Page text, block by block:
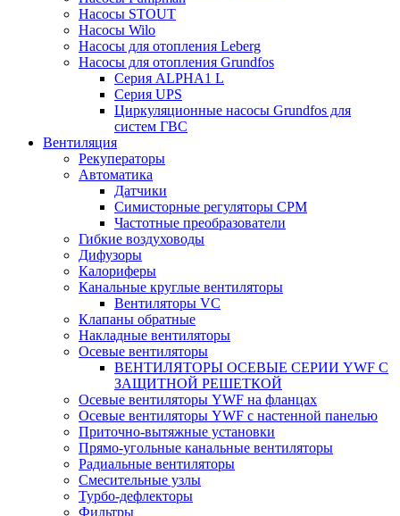
Насосы STOUT
Насосы Wilo
Насосы для отопления Leberg
Насосы для отопления Grundfos
Серия ALPHA1 L
Серия UPS
Циркуляционные насосы Grundfos для
систем ГВС
Вентиляция
Рекуператоры
Автоматика
Датчики
Симисторные регуляторы СРМ
Частотные преобразователи
Гибкие воздуховоды
Дифузоры
Калориферы
Канальные круглые вентиляторы
Вентиляторы VC
Клапаны обратные
Накладные вентиляторы
Осевые вентиляторы
ВЕНТИЛЯТОРЫ ОСЕВЫЕ СЕРИИ YWF С
ЗАЩИТНОЙ РЕШЕТКОЙ
Осевые вентиляторы YWF на фланцах
Осевые вентиляторы YWF с настенной панелью
Приточно-вытяжные установки
Прямо-угольные канальные вентиляторы
Радиальные вентиляторы
Смесительные узлы
Турбо-дефлекторы
Фильтры